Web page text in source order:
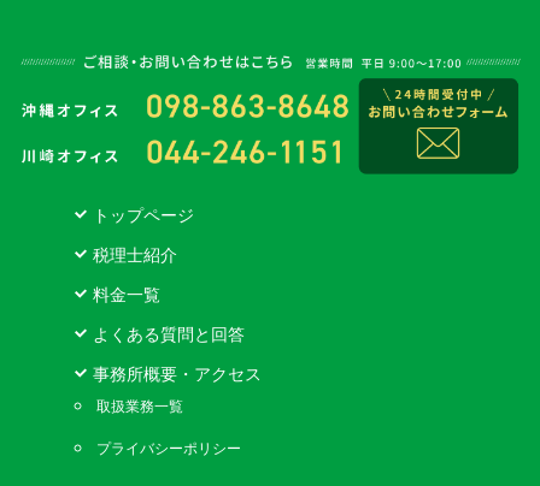
トップページ
税理士紹介
料金一覧
よくある質問と回答
事務所概要・アクセス
取扱業務一覧
プライバシーポリシー